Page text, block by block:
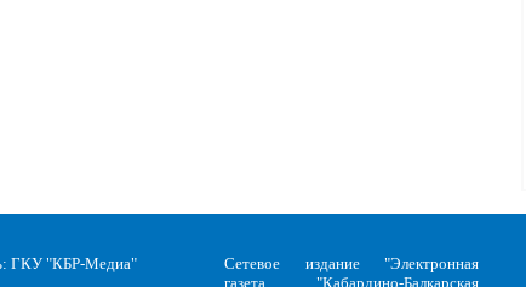
ГКУ "КБР-Медиа"
Сетевое издание "Электронная
газета "Кабардино-Балкарская